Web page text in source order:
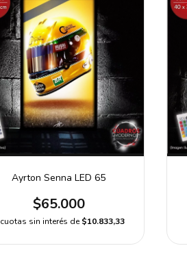
Ayrton Senna LED 65
$65.000
cuotas sin interés de$10.833,33